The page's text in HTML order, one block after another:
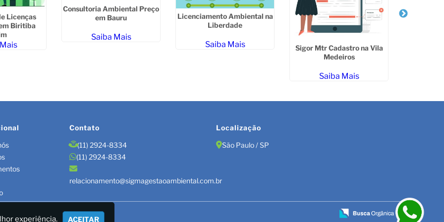
Licenças
Biritiba
Consultoria Ambiental Preço
em Bauru
Saiba Mais
Licenciamento Ambiental na
Liberdade
Saiba Mais
Sigor Mtr Cadastro na Vila
Medeiros
Saiba Mais
Contato
(11) 2924-8334
(11) 2924-8334
relacionamento@sigmagestaoambiental.com.br
Localização
São Paulo / SP
DE RESÍDUOS/LAUDOS
experiência. ACEITAR